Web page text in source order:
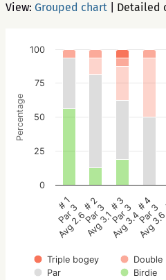
View: Grouped chart Detailed
Percentage
Triple bogey Double
Par
Birdie
# 1
Par 3
Avg 2.6
# 2
Par 3
Avg 3.1
# 3
Par 3
Avg 3.4
# 4
Par 3
Avg
0
25
50
75
100